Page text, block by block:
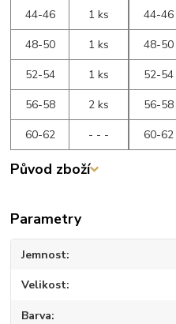
44-46
1 ks
48-50
1 ks
52-54
1 ks
56-58
2 ks
60-62
- - -
44-46
48-50
52-54
56-58
60-62
Původ zboží
Parametry
Jemnost
Velikost
Barva